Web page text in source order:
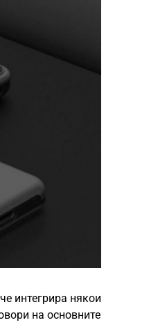
интегрира някои
на основните